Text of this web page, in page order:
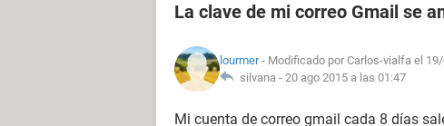
La clave de mi correo Gmail se
lourmer- Modificado por Carlos-vialfa el
silvana - 20 ago 2015 a las 01:47
Mi cuenta de correo gmail cada 8 días